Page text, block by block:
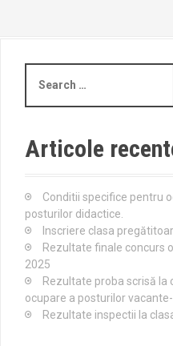
a
c
h
:
Articole
Conditii specifice pentru
posturilor didactice.
Inscriere clasa
Rezultate finale concurs
2025
Rezultate proba scrisă la
ocupare a posturilor
Rezultate inspectii la